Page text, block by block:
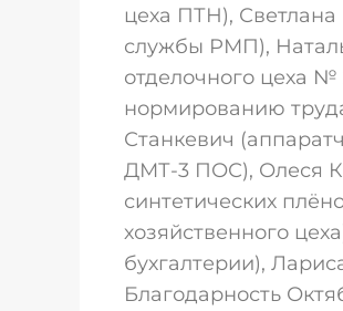
цеха ПТН),
службы РМП),
отделочного цеха
нормированию
Станкевич
ДМТ-3 ПОС), Олеся
синтетических
хозяйственного
бухгалтерии),
Благодарность